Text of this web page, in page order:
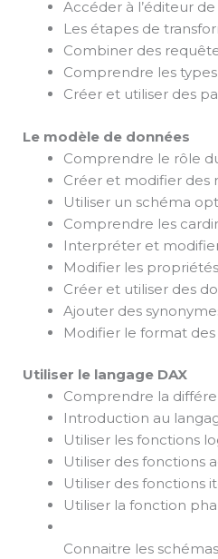
Accéder à l’éditeur
Les étapes de
Combiner des
Comprendre les
Créer et utiliser des
Le modèle de données
Comprendre le rôle
Créer et modifier des
Utiliser un schéma
Comprendre les
Interpréter et
Modifier les
Créer et utiliser des
Ajouter des
Modifier le format
Utiliser le langage DAX
Comprendre la
Introduction au
Utiliser les fonctions
Utiliser des fonctions
Utiliser des fonctions
Utiliser la fonction
Connaitre les